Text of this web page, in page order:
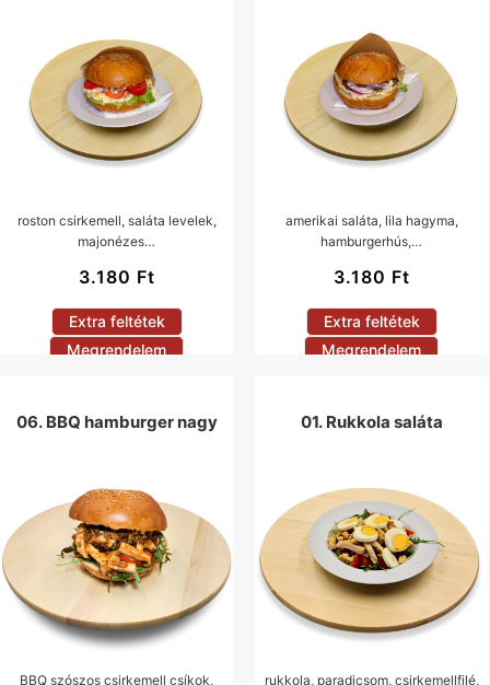
roston csirkemell, saláta levelek,
majonézes…
3.180 Ft
Extra feltétek
Megrendelem
amerikai saláta, lila hagyma,
hamburgerhús,…
3.180 Ft
Extra feltétek
Megrendelem
06. BBQ hamburger nagy
BBQ szószos csirkemell csíkok,
01. Rukkola saláta
rukkola, paradicsom, csirkemellfilé,